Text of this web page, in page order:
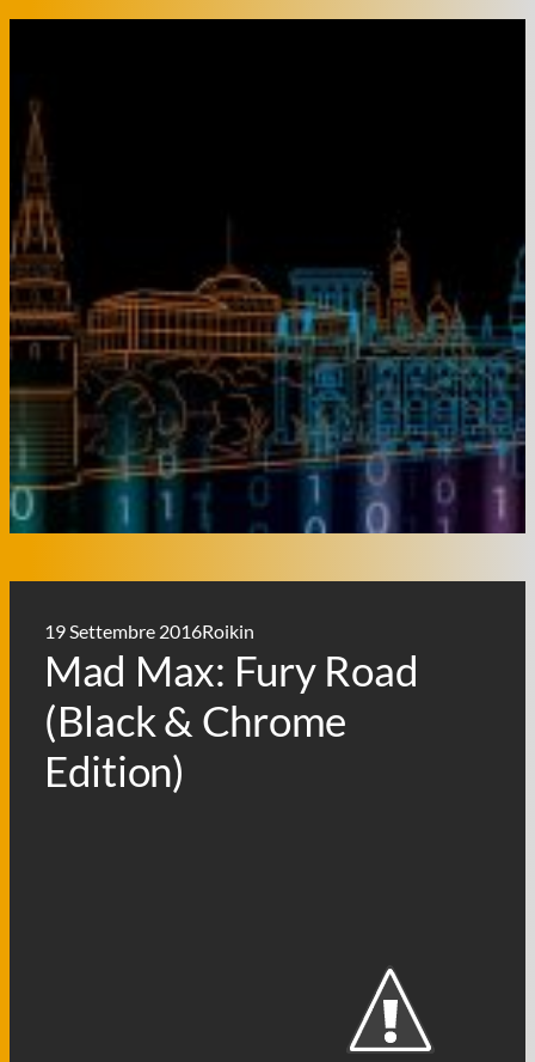
19 Settembre 2016Roikin
Mad Max: Fury Road
(Black & Chrome
Edition)